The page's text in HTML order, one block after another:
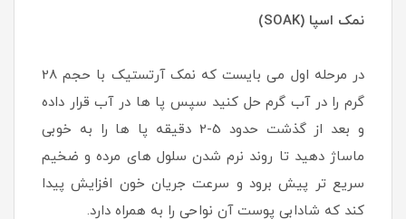
نمک اسپا (SOAK)
در مرحله اول می بایست که نمک آرتستیک با حجم 28
گرم را در آب گرم حل کنید سپس پا ها در آب قرار داده
و بعد از گذشت حدود 5-2 دقیقه پا ها را به خوبی
ماساژ دهید تا روند نرم شدن سلول های مرده و ضخیم
سریع تر پیش برود و سرعت جریان خون افزایش پیدا
کند که شادابی پوست آن نواحی را به همراه دارد.